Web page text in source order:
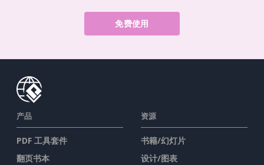
免费使用
产品
PDF 工具套件
翻页书本
资源
书籍/幻灯片
设计/图表